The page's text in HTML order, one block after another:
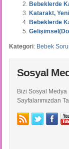
Bebeklerde
Katarakt,
Bebeklerde
Kategori: Bebek
Sosyal
Bizi Sosyal Medya
Sayfalarımızdan